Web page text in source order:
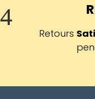
Retours